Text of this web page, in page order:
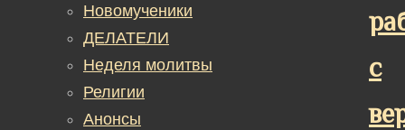
с
Новомученики
ДЕЛАТЕЛИ
Неделя молитвы
Религии
Анонсы